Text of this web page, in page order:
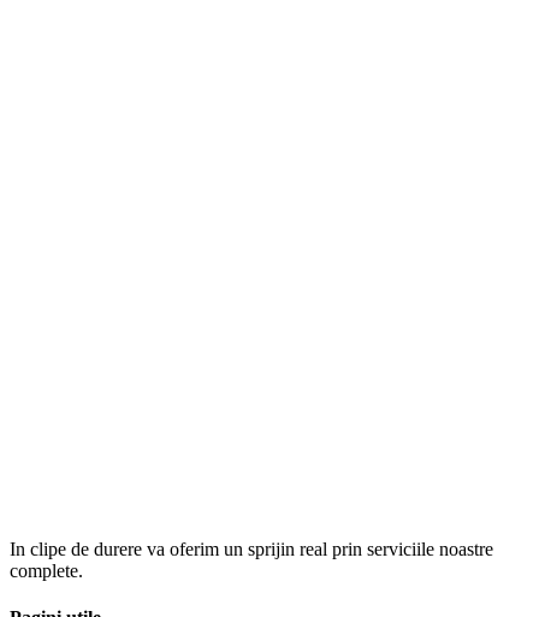
In clipe de durere va oferim un sprijin real prin serviciile noastre
complete.